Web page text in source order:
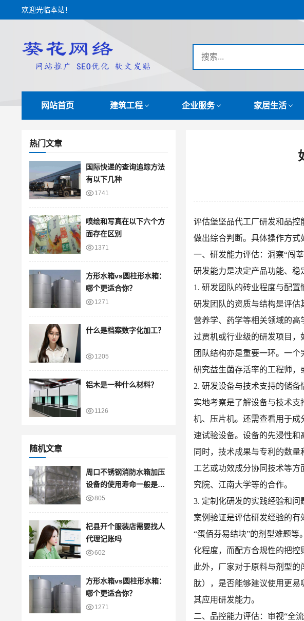
欢迎光临本站！
网站首页 建筑工程 企业服务 家居生活
热门文章
国际快递的查询追踪方法
有以下几种
1741
喷绘和写真在以下六个方
面存在区别
1371
方形水箱vs圆柱形水箱：
哪个更适合你？
1271
什么是档案数字化加工？
1205
铝木是一种什么材料？
1126
随机文章
周口不锈钢消防水箱加压
设备的使用寿命一般是多
久？805
杞县开个服装店需要找人
代理记账吗
602
方形水箱vs圆柱形水箱：
哪个更适合你？
1271
评估堡坚品代工厂研发和品控
做出综合判断。具体操作方式
一、研发能力评估：洞察“闯
研发能力是决定产品功能、稳
1. 研发团队的砖业程度与配置
研发团队的资质与结构是评估
营养学、药学等相关领域的
过贾机或行业级的研发项目，
团队结构亦是重要一环。一
研究益生菌存活率的工程师，
2. 研发设备与技术支持的储备
实地考察是了解设备与技术
机、压片机。还需查看用于成
速试验设备。设备的先浸性和
同时，技术成果与专利的数
工艺或功效成分协同技术等
究院、江南大学等的合作。
3. 定制化研发的实践经验和问
案例验证是评估研发经验的有
“蛋佰芬易结块”的剂型难题
化程度，而配方合规性的把控
此外，厂家对于原料与剂型
肽），是否能够建议使用更
其应用研发能力。
二、品控能力评估：审视“全